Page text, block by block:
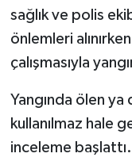
sağlık ve polis
önlemleri
çalışmasıyla
Yangında ölen
kullanılmaz hale
inceleme başlattı.